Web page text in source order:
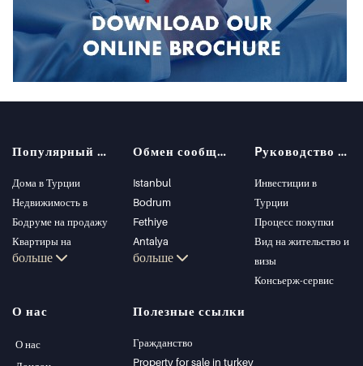
Популярный поиск
Дома в Турции
Недвижимость в
Бодруме на продажу
Квартиры на
продажу в Стамбуле
Квартиры на
продажу в Анталии
больше
Обмен сообщениями
Istanbul
Bodrum
Fethiye
Antalya
Kalkan
Bursa
Gocek
Side
больше
Pуководство покупателя
Инвестиции в
Турции
Процесс покупки
Вид на жительство и
визы
Консьерж-сервис
О нас
О нас
Полезные ссылки
Гражданство
Property for sale in turkey